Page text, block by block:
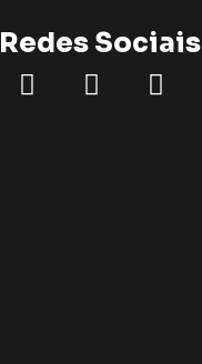
Redes Sociais